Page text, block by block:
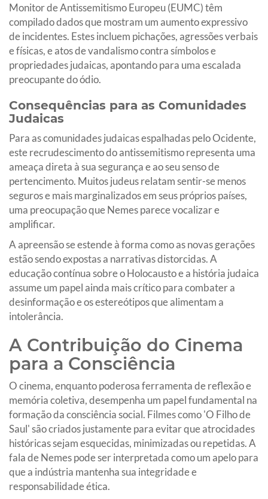
Monitor de Antissemitismo Europeu (EUMC) têm
compilado dados que mostram um aumento expressivo
de incidentes. Estes incluem pichações, agressões verbais
e físicas, e atos de vandalismo contra símbolos e
propriedades judaicas, apontando para uma escalada
preocupante do ódio.
Consequências para as Comunidades
Judaicas
Para as comunidades judaicas espalhadas pelo Ocidente,
este recrudescimento do antissemitismo representa uma
ameaça direta à sua segurança e ao seu senso de
pertencimento. Muitos judeus relatam sentir-se menos
seguros e mais marginalizados em seus próprios países,
uma preocupação que Nemes parece vocalizar e
amplificar.
A apreensão se estende à forma como as novas gerações
estão sendo expostas a narrativas distorcidas. A
educação contínua sobre o Holocausto e a história judaica
assume um papel ainda mais crítico para combater a
desinformação e os estereótipos que alimentam a
intolerância.
A Contribuição do Cinema
para a Consciência
O cinema, enquanto poderosa ferramenta de reflexão e
memória coletiva, desempenha um papel fundamental na
formação da consciência social. Filmes como 'O Filho de
Saul' são criados justamente para evitar que atrocidades
históricas sejam esquecidas, minimizadas ou repetidas. A
fala de Nemes pode ser interpretada como um apelo para
que a indústria mantenha sua integridade e
responsabilidade ética.